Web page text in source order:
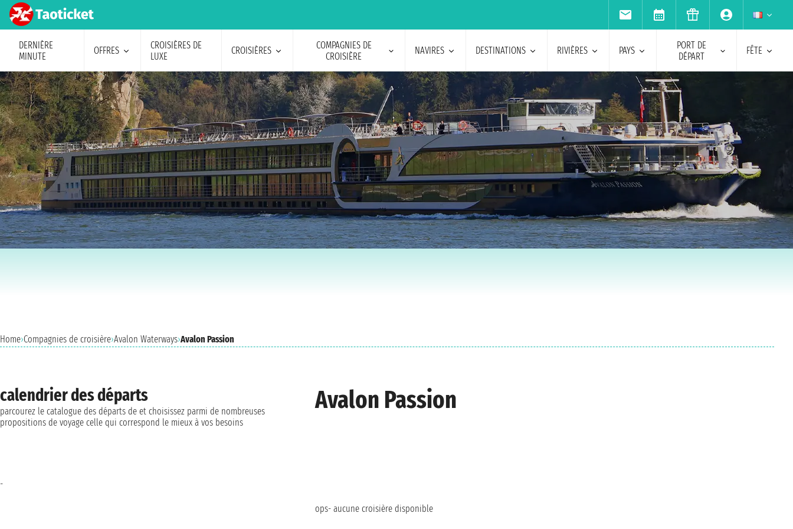
DERNIÈRE
MINUTE
OFFRES
CROISIÈRES DE
LUXE
CROISIÈRES
COMPAGNIES DE
CROISIÈRE
NAVIRES DESTINATIONS RIVIÈRES PAYS
PORT DE
DÉPART
FÊTE
Home›Compagnies de croisière›Avalon Waterways›Avalon Passion
Avalon Passion
ops- aucune croisière disponible
calendrier des départs
parcourez le catalogue des départs de et choisissez parmi de nombreuses
propositions de voyage celle qui correspond le mieux à vos besoins
-